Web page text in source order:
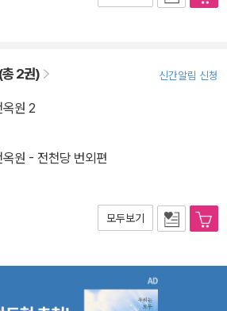
총 2권) 신간알림 신청
옥원 2
원 - 전천당 번외편
모두보기